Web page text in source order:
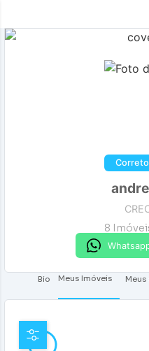
8
Compartilhar
Bio Meus Imóveis